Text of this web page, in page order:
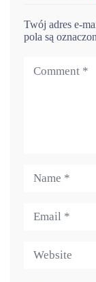
Twój adres e-
pola są